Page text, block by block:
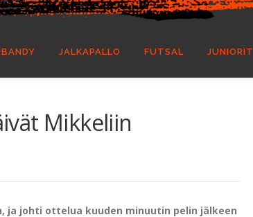
JALKAPALLO FUTSAL JUNIORIT
Mikkeliin
ja johti ottelua kuuden minuutin pelin jälkeen